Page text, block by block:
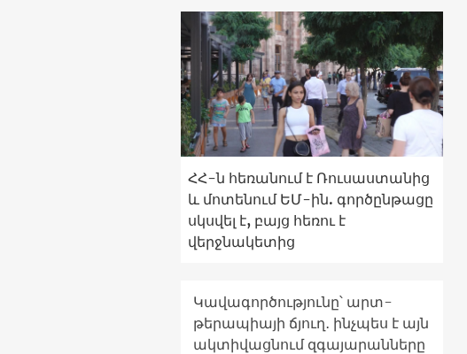
ՀՀ-ն հեռանում է Ռուսաստանից
և մոտենում ԵՄ-ին. գործընթացը
սկսվել է, բայց հեռու է
վերջնակետից
Կավագործությունը՝ արտ-
թերապիայի ճյուղ․ ինչպես է այն
ակտիվացնում զգայարանները